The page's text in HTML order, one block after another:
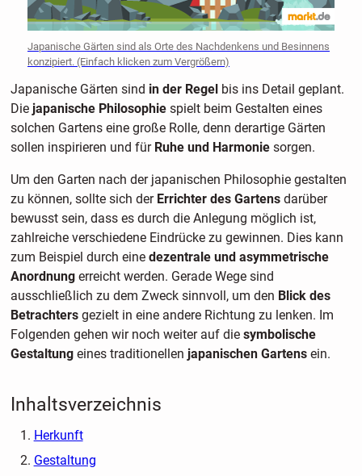
Japanische Gärten sind als Orte des Nachdenkens und Besinnens
konzipiert. (Einfach klicken zum Vergrößern)
Japanische Gärten sind in der Regelbis ins Detail geplant.
Die japanische Philosophie spielt beim Gestalten eines
solchen Gartens eine große Rolle, denn derartige Gärten
sollen inspirieren und für Ruhe und Harmoniesorgen.
Um den Garten nach der japanischen Philosophie gestalten
zu können, sollte sich der Errichter des Gartensdarüber
bewusst sein, dass es durch die Anlegung möglich ist,
zahlreiche verschiedene Eindrücke zu gewinnen. Dies kann
zum Beispiel durch eine dezentrale und asymmetrische
Anordnungerreicht werden. Gerade Wege sind
ausschließlich zu dem Zweck sinnvoll, um den Blick des
Betrachtersgezielt in eine andere Richtung zu lenken. Im
Folgenden gehen wir noch weiter auf die symbolische
Gestaltungeines traditionellen japanischen Gartensein.
Inhaltsverzeichnis
Herkunft
Gestaltung